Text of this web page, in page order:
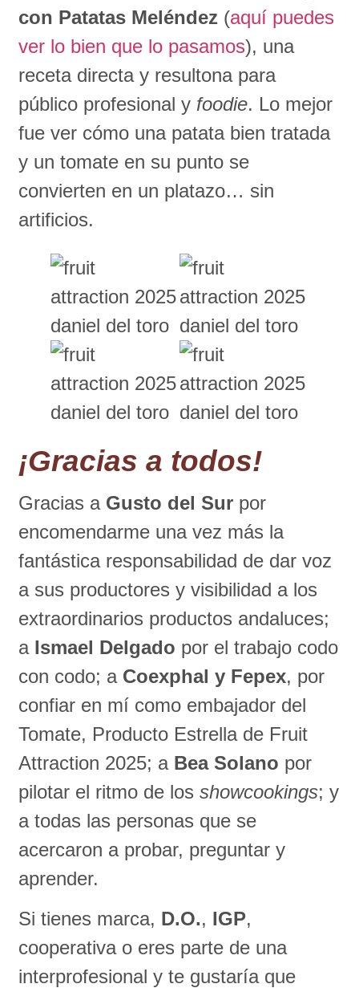
con Patatas Meléndez (aquí puedes
ver lo bien que lo pasamos), una
receta directa y resultona para
público profesional y foodie. Lo mejor
fue ver cómo una patata bien tratada
y un tomate en su punto se
convierten en un platazo… sin
artificios.
¡Gracias a todos!
Gracias a Gusto del Sur por
encomendarme una vez más la
fantástica responsabilidad de dar voz
a sus productores y visibilidad a los
extraordinarios productos andaluces;
a Ismael Delgado por el trabajo codo
con codo; a Coexphal y Fepex, por
confiar en mí como embajador del
Tomate, Producto Estrella de Fruit
Attraction 2025; a Bea Solano por
pilotar el ritmo de losshowcookings; y
a todas las personas que se
acercaron a probar, preguntar y
aprender.
Si tienes marca, D.O., IGP,
cooperativa o eres parte de una
interprofesional y te gustaría que